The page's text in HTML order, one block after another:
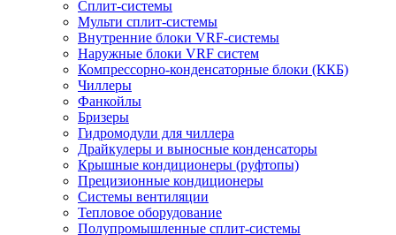
Сплит-системы
Мульти сплит-системы
Внутренние блоки VRF-cистемы
Наружные блоки VRF cистем
Компрессорно-конденсаторные блоки (ККБ)
Чиллеры
Фанкойлы
Бризеры
Гидромодули для чиллера
Драйкулеры и выносные конденсаторы
Крышные кондиционеры (руфтопы)
Прецизионные кондиционеры
Системы вентиляции
Тепловое оборудование
Полупромышленные сплит-системы